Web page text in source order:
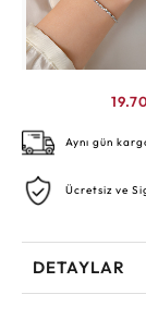
Aynı gün
Ücretsiz ve
DETAYLAR